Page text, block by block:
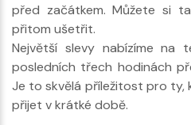
před začátkem. Můžete si
přitom ušetřit.
Největší slevy nabízíme na
posledních třech hodinách
Je to skvělá příležitost pro ty,
přijet v krátké době.